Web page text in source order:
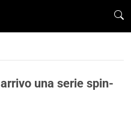
una serie spin-